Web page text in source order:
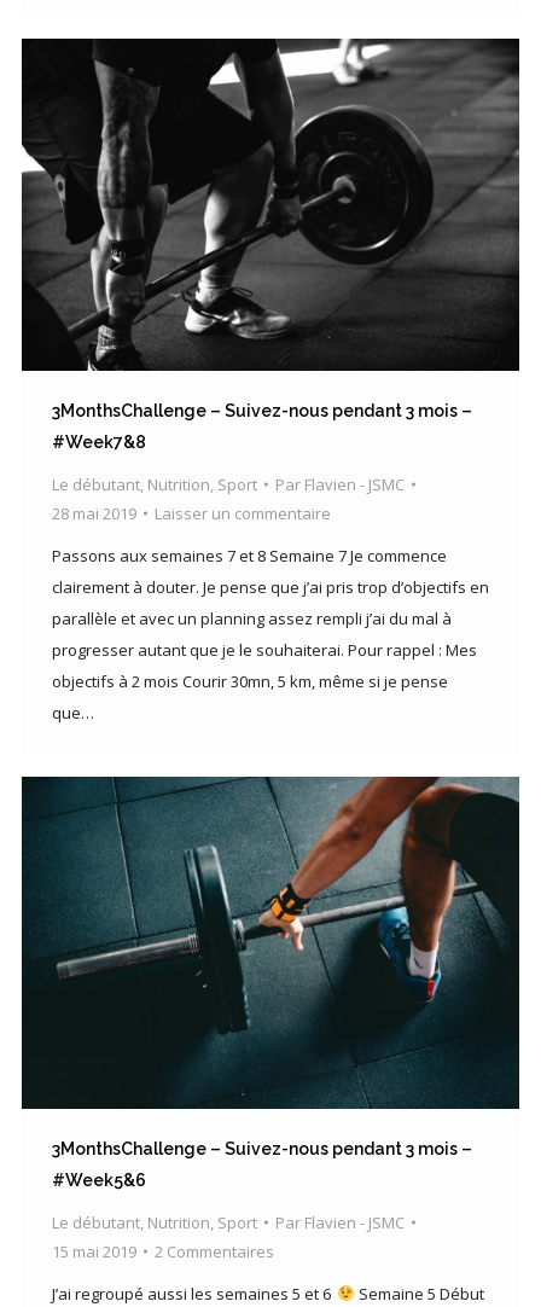
3MonthsChallenge – Suivez-nous pendant 3 mois –
#Week7&8
Le débutant, Nutrition, Sport Par Flavien - JSMC
28 mai 2019
Laisser un commentaire
Passons aux semaines 7 et 8 Semaine 7 Je commence
clairement à douter. Je pense que j’ai pris trop d’objectifs en
parallèle et avec un planning assez rempli j’ai du mal à
progresser autant que je le souhaiterai. Pour rappel : Mes
objectifs à 2 mois Courir 30mn, 5 km, même si je pense
que…
3MonthsChallenge – Suivez-nous pendant 3 mois –
#Week5&6
Le débutant, Nutrition, Sport Par Flavien - JSMC
15 mai 2019
2 Commentaires
J’ai regroupé aussi les semaines 5 et 6
Semaine 5 Début